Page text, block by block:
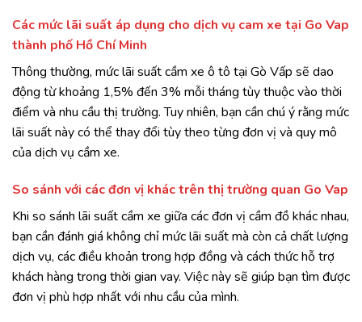
Các mức lãi suất áp dụng cho dịch vụ cam xe tại Go Vap
thành phố Hồ Chí Minh
Thông thường, mức lãi suất cầm xe ô tô tại Gò Vấp sẽ dao
động từ khoảng 1,5% đến 3% mỗi tháng tùy thuộc vào thời
điểm và nhu cầu thị trường. Tuy nhiên, bạn cần chú ý rằng mức
lãi suất này có thể thay đổi tùy theo từng đơn vị và quy mô
của dịch vụ cầm xe.
So sánh với các đơn vị khác trên thị trường quan Go Vap
Khi so sánh lãi suất cầm xe giữa các đơn vị cầm đồ khác nhau,
bạn cần đánh giá không chỉ mức lãi suất mà còn cả chất lượng
dịch vụ, các điều khoản trong hợp đồng và cách thức hỗ trợ
khách hàng trong thời gian vay. Việc này sẽ giúp bạn tìm được
đơn vị phù hợp nhất với nhu cầu của mình.